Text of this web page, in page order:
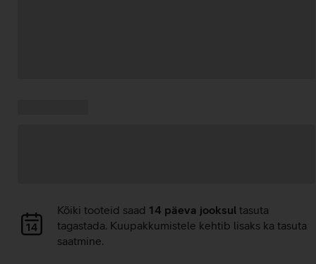
Andmete
laadimine
Kõiki tooteid saad 14 päeva jooksul tasuta
tagastada. Kuupakkumistele kehtib lisaks ka tasuta
saatmine.